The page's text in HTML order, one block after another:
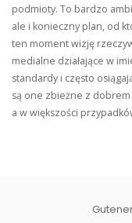
podmioty. To bardzo
ale i konieczny plan, od
ten moment wizję
medialne działające w
standardy i często
są one zbieżne z dobrem
a w większości